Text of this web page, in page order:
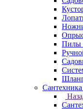
Пилы
Сантехника